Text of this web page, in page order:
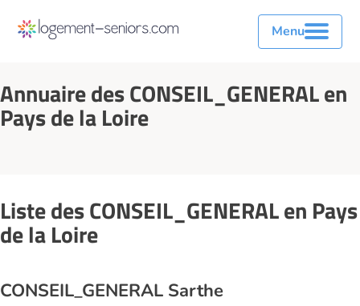
Menu
Annuaire des CONSEIL_GENERAL en
Pays de la Loire
Liste des CONSEIL_GENERAL en Pays
de la Loire
CONSEIL_GENERAL Sarthe